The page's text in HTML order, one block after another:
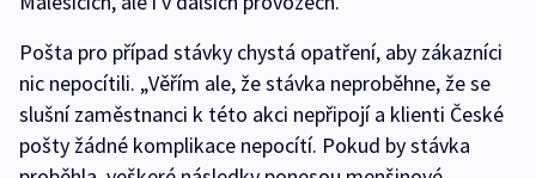
Pošta pro případ stávky chystá opatření, aby zákazníci
nic nepocítili. „Věřím ale, že stávka neproběhne, že se
slušní zaměstnanci k této akci nepřipojí a klienti České
pošty žádné komplikace nepocítí. Pokud by stávka